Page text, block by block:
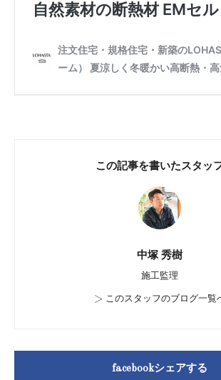
この記事を書いたスタッ
中塚 秀樹
施工監理
> このスタッフのブログ一覧
facebookシェアする